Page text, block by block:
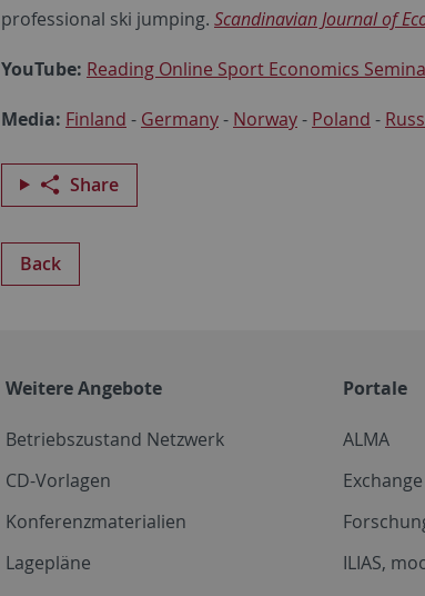
professional ski jumping. Scandinavian Journal of
YouTube: Reading Online Sport Economics
Media: Finland - Germany- Norway- Poland -
Share
Back
Weitere Angebote
Betriebszustand Netzwerk
CD-Vorlagen
Konferenzmaterialien
Lagepläne
Portale
ALMA
ILIAS,